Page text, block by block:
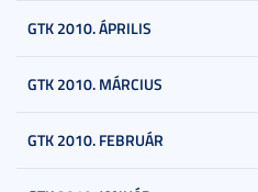
GTK 2010. ÁPRILIS
GTK 2010. MÁRCIUS
GTK 2010. FEBRUÁR